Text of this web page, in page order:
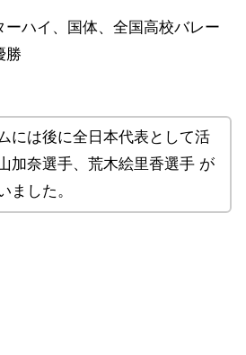
ハイ、国体、全国高校バレー
勝
には後に全日本代表として活
加奈選手、 荒木絵里香選手 が
ました。